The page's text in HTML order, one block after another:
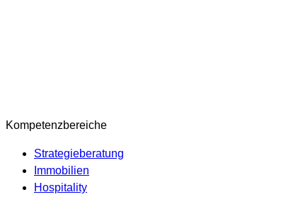
Kompetenzbereiche
Strategieberatung
Immobilien
Hospitality